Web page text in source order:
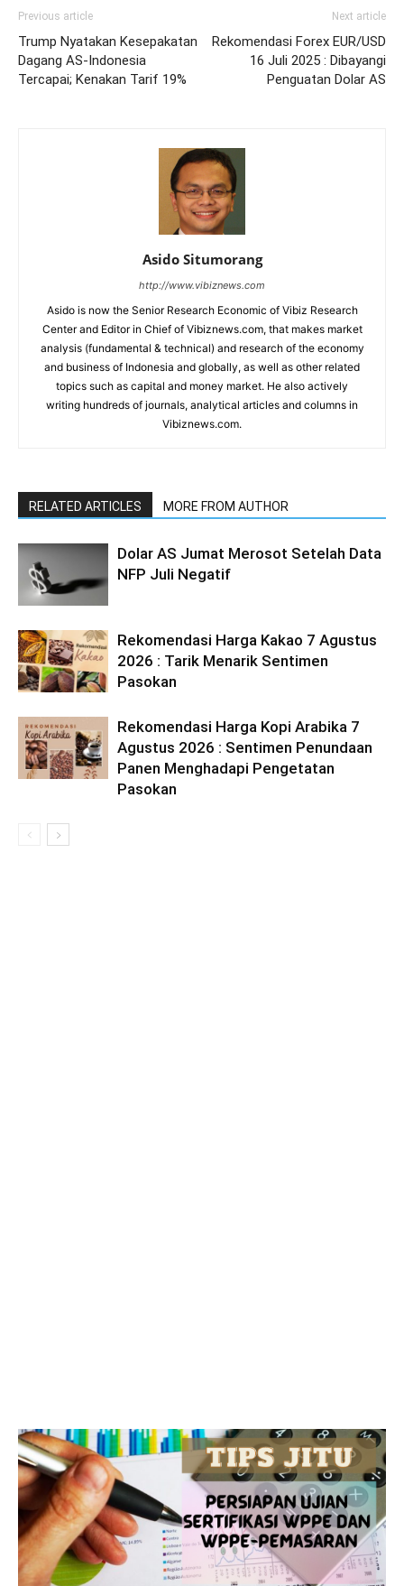
Previous article
Trump Nyatakan Kesepakatan
Dagang AS-Indonesia
Tercapai; Kenakan Tarif 19%
Next article
Rekomendasi Forex EUR/USD
16 Juli 2025 : Dibayangi
Penguatan Dolar AS
Asido Situmorang
http://www.vibiznews.com
Asido is now the Senior Research Economic of Vibiz Research
Center and Editor in Chief of Vibiznews.com, that makes market
analysis (fundamental & technical) and research of the economy
and business of Indonesia and globally, as well as other related
topics such as capital and money market. He also actively
writing hundreds of journals, analytical articles and columns in
Vibiznews.com.
RELATED ARTICLES MORE FROM AUTHOR
Dolar AS Jumat Merosot Setelah Data
NFP Juli Negatif
Rekomendasi Harga Kakao 7 Agustus
2026 : Tarik Menarik Sentimen
Pasokan
Rekomendasi Harga Kopi Arabika 7
Agustus 2026 : Sentimen Penundaan
Panen Menghadapi Pengetatan
Pasokan